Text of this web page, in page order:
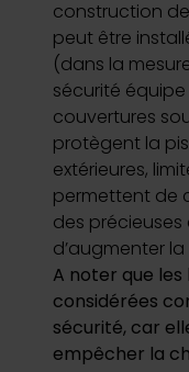
construction
peut être
(dans la
sécurité
couvertures
protègent la
extérieures,
permettent de
des
d’augmenter
A noter que
considérées
sécurité, car
empêcher la